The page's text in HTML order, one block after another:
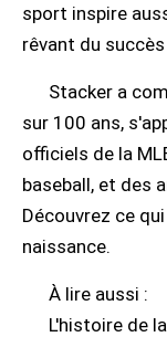
sport inspire
rêvant du
Stacker a
sur 100 ans,
officiels de la
baseball, et des
Découvrez ce
naissance.
À lire aussi :
L'histoire de